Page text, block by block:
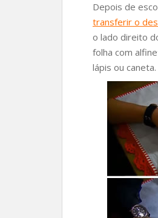
Depois de
transferir o
o lado direito
folha com
lápis ou